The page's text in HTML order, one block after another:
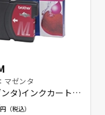
マゼンタ
タ)インクカートリ